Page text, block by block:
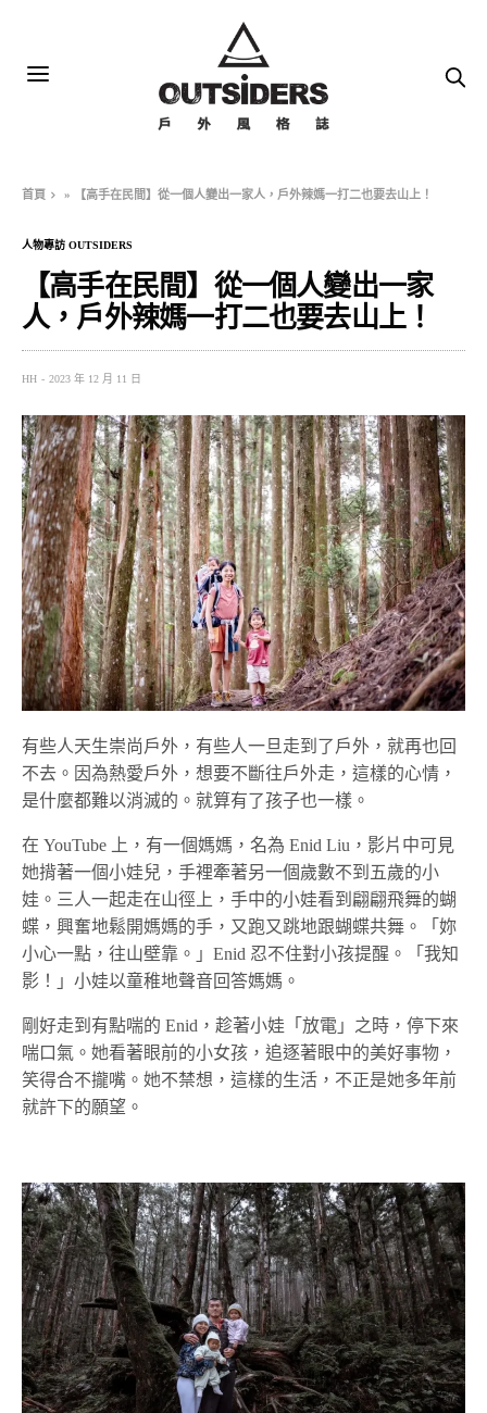
首頁 » 【高手在民間】從一個人變出一家人，戶外辣媽一打二也要去山上！
人物專訪 OUTSIDERS
【高手在民間】從一個人變出一家
人，戶外辣媽一打二也要去山上！
HH 2023 年 12 月 11 日
有些人天生崇尚戶外，有些人一旦走到了戶外，就再也回
不去。因為熱愛戶外，想要不斷往戶外走，這樣的心情，
是什麼都難以消滅的。就算有了孩子也一樣。
在 YouTube 上，有一個媽媽，名為 Enid Liu，影片中可見
她揹著一個小娃兒，手裡牽著另一個歲數不到五歲的小
娃。三人一起走在山徑上，手中的小娃看到翩翩飛舞的蝴
蝶，興奮地鬆開媽媽的手，又跑又跳地跟蝴蝶共舞。「妳
小心一點，往山壁靠。」Enid 忍不住對小孩提醒。「我知
影！」小娃以童稚地聲音回答媽媽。
剛好走到有點喘的 Enid，趁著小娃「放電」之時，停下來
喘口氣。她看著眼前的小女孩，追逐著眼中的美好事物，
笑得合不攏嘴。她不禁想，這樣的生活，不正是她多年前
就許下的願望。